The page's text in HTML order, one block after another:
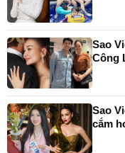
Sao
Công
Sao
cắm